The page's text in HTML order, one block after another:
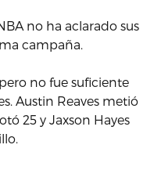
no ha aclarado sus
campaña.
no fue suficiente
Austin Reaves metió
25 y Jaxson Hayes